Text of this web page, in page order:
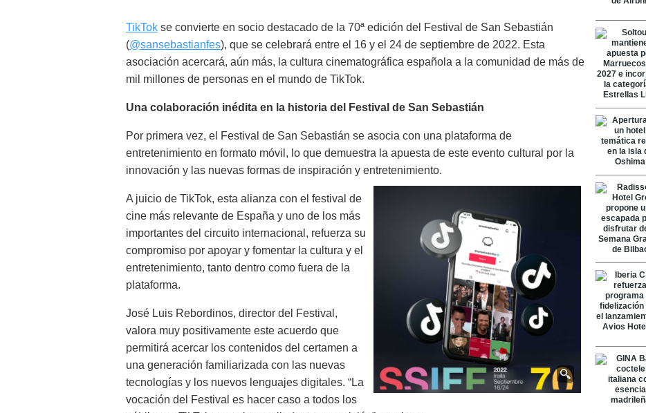
TikTok se convierte en socio destacado de la 70ª edición del Festival de San Sebastián
(@sansebastianfes), que se celebrará entre el 16 y el 24 de septiembre de 2022. Esta
asociación acercará, aún más, la cultura cinematográfica española a la comunidad de más de
mil millones de personas en el mundo de TikTok.
Una colaboración inédita en la historia del Festival de San Sebastián
Por primera vez, el Festival de San Sebastián se asocia con una plataforma de
entretenimiento en formato móvil, lo que demuestra la apuesta de este evento cultural por la
innovación y las nuevas formas de inspiración y entretenimiento.
A juicio de TikTok, esta alianza con el festival de
cine más relevante de España y uno de los más
importantes del circuito internacional, refuerza su
compromiso por apoyar y fomentar la cultura y el
entretenimiento, tanto dentro como fuera de la
plataforma.
José Luis Rebordinos, director del Festival,
valora muy positivamente este acuerdo que
permitirá acercar los contenidos del certamen a
una generación familiarizada con las nuevas
tecnologías y los nuevos lenguajes digitales. “La
vocación del Festival es hacer caso a todos los